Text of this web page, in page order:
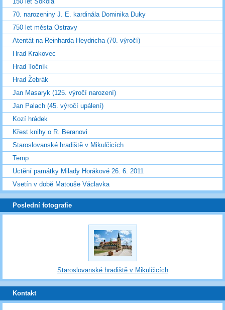
70. narozeniny J. E. kardinála Dominika Duky
750 let města Ostravy
Atentát na Reinharda Heydricha (70. výročí)
Hrad Krakovec
Hrad Točník
Hrad Žebrák
Jan Masaryk (125. výročí narození)
Jan Palach (45. výročí upálení)
Kozí hrádek
Křest knihy o R. Beranovi
Staroslovanské hradiště v Mikulčicích
Temp
Uctění památky Milady Horákové 26. 6. 2011
Vsetín v době Matouše Václavka
Poslední fotografie
Staroslovanské hradiště v Mikulčicích
Kontakt